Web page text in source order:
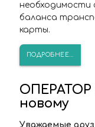
необходимости
баланса
карты.
ПОДРОБНЕЕ...
ОПЕРАТОР
новому
Уважаемые